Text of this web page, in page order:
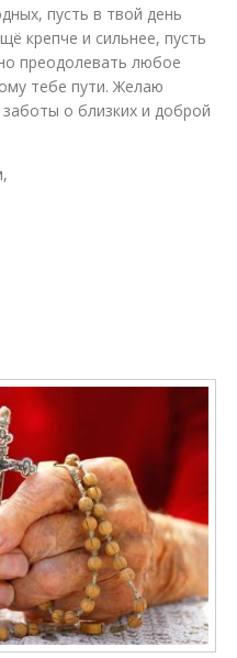
пусть в твой день
крепче и сильнее, пусть
преодолевать любое
тебе пути. Желаю
о близких и доброй